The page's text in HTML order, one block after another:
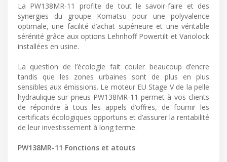
La PW138MR-11 profite de tout le savoir-faire et des
synergies du groupe Komatsu pour une polyvalence
optimale, une facilité d’achat supérieure et une véritable
sérénité grâce aux options Lehnhoff Powertilt et Variolock
installées en usine.
La question de l’écologie fait couler beaucoup d’encre
tandis que les zones urbaines sont de plus en plus
sensibles aux émissions. Le moteur EU Stage V de la pelle
hydraulique sur pneus PW138MR-11 permet à vos clients
de répondre à tous les appels d’offres, de fournir les
certificats écologiques opportuns et d’assurer la rentabilité
de leur investissement à long terme.
PW138MR-11 Fonctions et atouts